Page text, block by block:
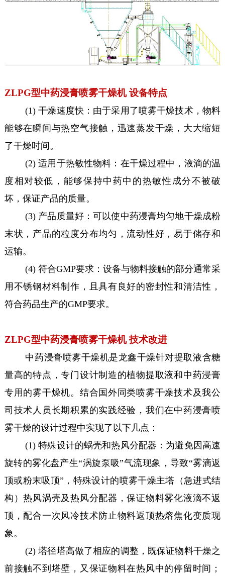
ZLPG型中药浸膏喷雾干燥机 设备特点
(1) 干燥速度快：由于采用了喷雾干燥技术，物料
能够在瞬间与热空气接触，迅速蒸发干燥，大大缩短
了干燥时间。
(2) 适用于热敏性物料：在干燥过程中，液滴的温
度相对较低，能够保持中药中的热敏性成分不被破
坏，保证产品的质量。
(3) 产品质量好：可以使中药浸膏均匀地干燥成粉
末状，产品的粒度分布均匀，流动性好，易于储存和
运输。
(4) 符合GMP要求：设备与物料接触的部分通常采
用不锈钢材料制作，且具有良好的密封性和清洁性，
符合药品生产的GMP要求。
ZLPG型中药浸膏喷雾干燥机 技术改进
中药浸膏喷雾干燥机是龙鑫干燥针对提取液含糖
量高的特点，专门设计制造的植物提取液和中药浸膏
专用的雾干燥机。结合国外同类喷雾干燥技术及我公
司技术人员长期积累的实践经验，我们在中药浸膏喷
雾干燥的设计过程中实现了以下几点：
(1) 特殊设计的蜗壳和热风分配器：为避免因高速
旋转的雾化盘产生“涡旋泵吸”气流现象，导致“雾滴返
顶或粉末吸顶”，特殊设计的喷雾干燥主塔（急进式结
构）热风涡壳及热风分配器，保证物料雾化液滴不返
顶，配合一次风冷技术防止物料返顶热熔焦化变质现
象。
(2) 塔径塔高做了相应的调整，既保证物料干燥之
前接触不到塔壁，又保证物料在热风中的停留时间；